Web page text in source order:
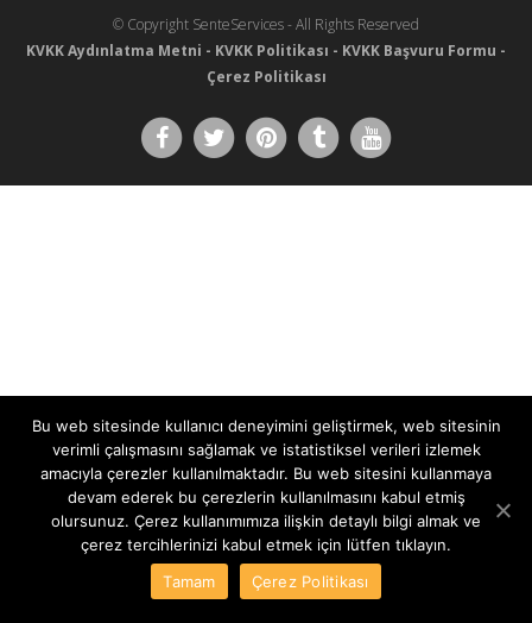
© Copyright SenteServices - All Rights Reserved
KVKK Aydınlatma Metni - KVKK Politikası - KVKK Başvuru Formu -
Çerez Politikası
Bu web sitesinde kullanıcı deneyimini geliştirmek, web sitesinin
verimli çalışmasını sağlamak ve istatistiksel verileri izlemek
amacıyla çerezler kullanılmaktadır. Bu web sitesini kullanmaya
devam ederek bu çerezlerin kullanılmasını kabul etmiş
olursunuz. Çerez kullanımımıza ilişkin detaylı bilgi almak ve
çerez tercihlerinizi kabul etmek için lütfen tıklayın.
Tamam
Çerez Politikası